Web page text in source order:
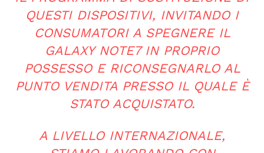
QUESTI DISPOSITIVI, INVITANDO I
CONSUMATORI A SPEGNERE IL
GALAXY NOTE7 IN PROPRIO
POSSESSO E RICONSEGNARLO AL
PUNTO VENDITA PRESSO IL QUALE È
STATO ACQUISTATO.
A LIVELLO INTERNAZIONALE,